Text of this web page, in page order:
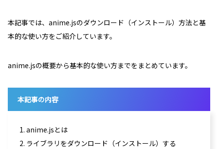
本記事では、anime.jsのダウンロード（インストール）方法と基
本的な使い方をご紹介しています。
anime.jsの概要から基本的な使い方までをまとめています。
本記事の内容
1. anime.jsとは
2. ライブラリをダウンロード（インストール）する